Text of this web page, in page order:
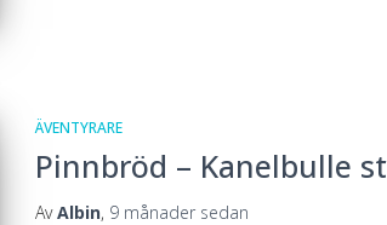
ÄVENTYRARE
Pinnbröd – Kanelbulle
AvAlbin, 9 månadersedan